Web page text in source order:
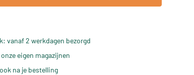
vanaf 2 werkdagen bezorgd
eigen magazijnen
na je bestelling